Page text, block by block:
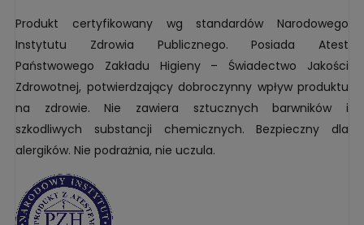
Produkt certyfikowany wg standardów Narodowego
Instytutu Zdrowia Publicznego. Posiada Atest
Państwowego Zakładu Higieny – Świadectwo Jakości
Zdrowotnej, potwierdzający dobroczynny wpływ produktu
na zdrowie. Nie zawiera sztucznych barwników i
szkodliwych substancji chemicznych. Bezpieczny dla
alergików. Nie podrażnia, nie uczula.